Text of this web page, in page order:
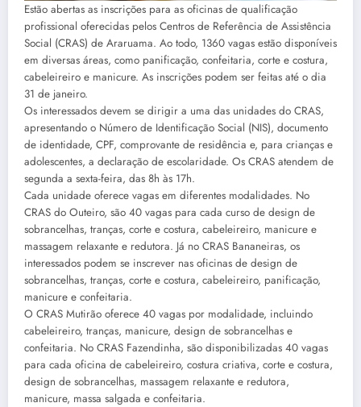
Estão abertas as inscrições para as oficinas de qualificação
profissional oferecidas pelos Centros de Referência de Assistência
Social (CRAS) de Araruama. Ao todo, 1360 vagas estão disponíveis
em diversas áreas, como panificação, confeitaria, corte e costura,
cabeleireiro e manicure. As inscrições podem ser feitas até o dia
31 de janeiro.
Os interessados devem se dirigir a uma das unidades do CRAS,
apresentando o Número de Identificação Social (NIS), documento
de identidade, CPF, comprovante de residência e, para crianças e
adolescentes, a declaração de escolaridade. Os CRAS atendem de
segunda a sexta-feira, das 8h às 17h.
Cada unidade oferece vagas em diferentes modalidades. No
CRAS do Outeiro, são 40 vagas para cada curso de design de
sobrancelhas, tranças, corte e costura, cabeleireiro, manicure e
massagem relaxante e redutora. Já no CRAS Bananeiras, os
interessados podem se inscrever nas oficinas de design de
sobrancelhas, tranças, corte e costura, cabeleireiro, panificação,
manicure e confeitaria.
O CRAS Mutirão oferece 40 vagas por modalidade, incluindo
cabeleireiro, tranças, manicure, design de sobrancelhas e
confeitaria. No CRAS Fazendinha, são disponibilizadas 40 vagas
para cada oficina de cabeleireiro, costura criativa, corte e costura,
design de sobrancelhas, massagem relaxante e redutora,
manicure, massa salgada e confeitaria.